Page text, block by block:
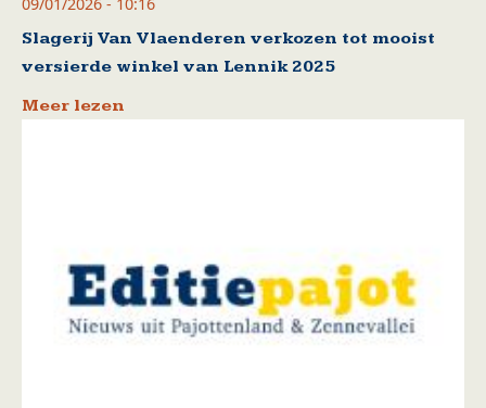
Slagerij Van Vlaenderen verkozen tot mooist
versierde winkel van Lennik 2025
Meer lezen